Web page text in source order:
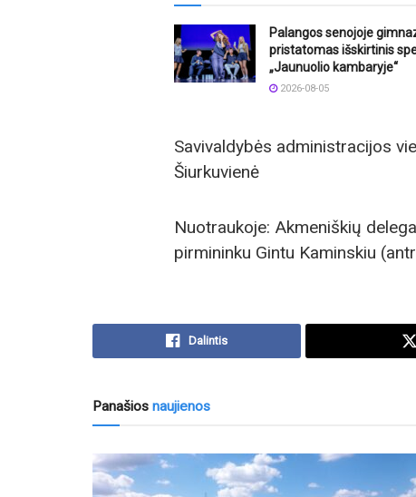
Palangos senojoje
pristatomas išskirtinis
„Jaunuolio kambaryje“
2026-08-05
Savivaldybės administracijos
Šiurkuvienė
Nuotraukoje: Akmeniškių
pirmininku Gintu Kaminskiu
Dalintis
Panašios naujienos